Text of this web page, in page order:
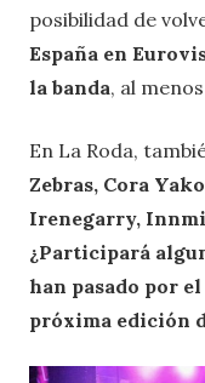
posibilidad de
España en
la banda, al
En La Roda,
Zebras, Cora
Irenegarry,
¿Participará
han pasado por
próxima edición